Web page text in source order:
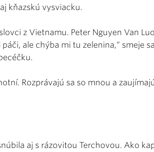
kňazskú vysviacku.
z Vietnamu. Peter Nguyen Van
ale chýba mi tu zelenina,“ smeje
Rozprávajú sa so mnou a
aj s rázovitou Terchovou. Ako